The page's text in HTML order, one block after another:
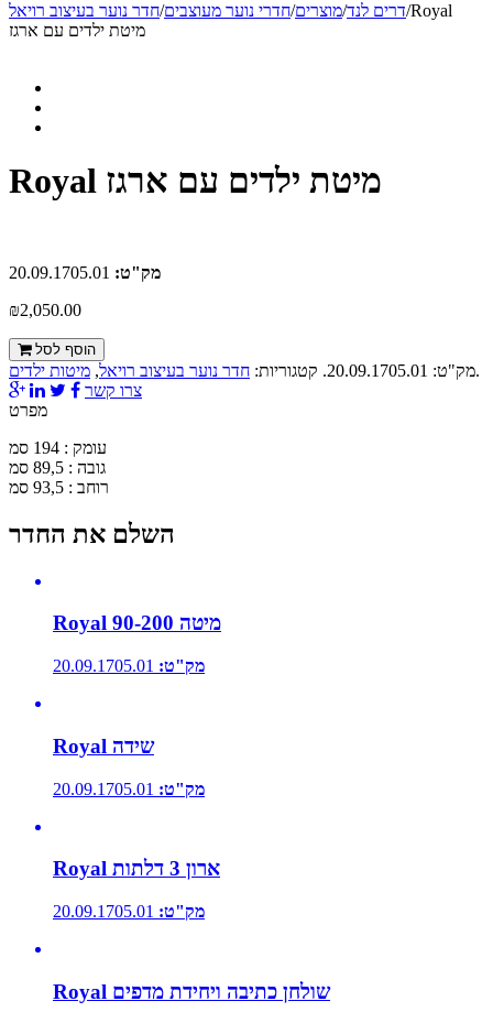
דרים לנד/מוצרים/חדרי נוער מעוצבים/חדר נוער בעיצוב רויאל /Royal
מיטת ילדים עם ארגז
Royal מיטת ילדים עם ארגז
מק"ט:
₪2,050.00
הוסף לסל
מק"ט: 20.09.1705.01
. קטגוריות: חדר נוער בעיצוב רויאל, מיטות ילדים
.
צרו קשר
מפרט
עומק : 194 סמ
גובה : 89,5 סמ
רוחב : 93,5 סמ
השלם את החדר
Royal מיטה 90-200
מק"ט:
Royal שידה
מק"ט:
Royal ארון 3 דלתות
מק"ט:
Royal שולחן כתיבה ויחידת מדפים